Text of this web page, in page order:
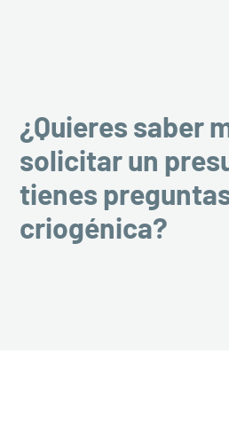
¿Quieres saber
solicitar un
tienes
criogénica?